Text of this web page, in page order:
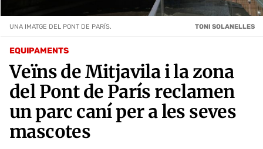
EQUIPAMENTS
Veïns de Mitjavila i la zona
del Pont de París reclamen
un parc caní per a les seves
mascotes
UNA IMATGE DEL PONT DE PARÍS. TONI SOLANELLES